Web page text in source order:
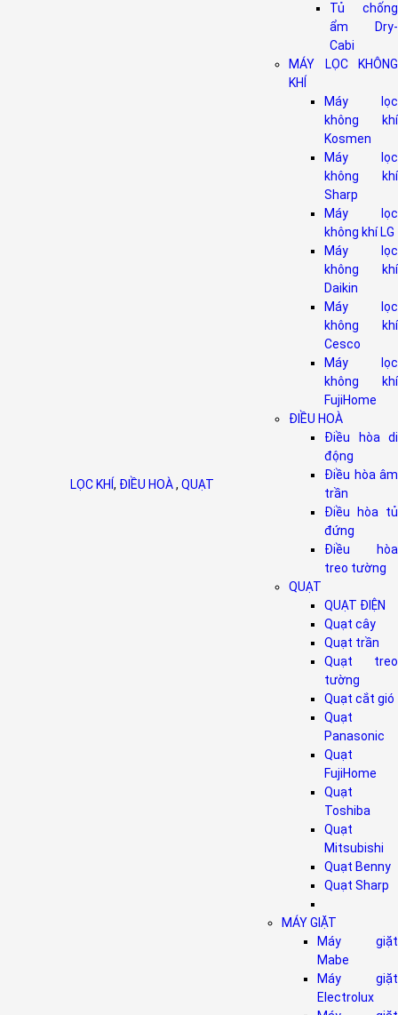
Tủ chống
ẩm Dry-
Cabi
LỌC KHÍ, ĐIỀU HOÀ,QUẠT
MÁY LỌC KHÔNG
KHÍ
Máy lọc
không khí
Kosmen
Máy lọc
không khí
Sharp
Máy lọc
không khí LG
Máy lọc
không khí
Daikin
Máy lọc
không khí
Cesco
Máy lọc
không khí
FujiHome
ĐIỀU HOÀ
Điều hòa di
động
Điều hòa âm
trần
Điều hòa tủ
đứng
Điều hòa
treo tường
QUẠT
QUẠT ĐIỆN
Quạt cây
Quạt trần
Quạt treo
tường
Quạt cắt gió
Quạt
Panasonic
Quạt
FujiHome
Quạt
Toshiba
Quạt
Mitsubishi
Quạt Benny
Quạt Sharp
MÁY GIẶT
Máy giặt
Mabe
Máy giặt
Electrolux